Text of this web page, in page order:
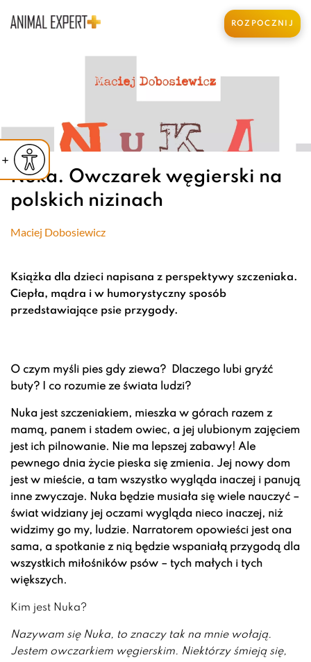
czcionkę
czcionka
Powiększ czcionkę
ROZPOCZNIJ
Nuka. Owczarek węgierski na
polskich nizinach
Maciej Dobosiewicz
Książka dla dzieci napisana z perspektywy szczeniaka.
Ciepła, mądra i w humorystyczny sposób
przedstawiające psie przygody.
O czym myśli pies gdy ziewa?
Dlaczego lubi gryźć
buty?
I co rozumie ze świata ludzi?
Nuka jest szczeniakiem, mieszka w górach razem z
mamą, panem i stadem owiec, a jej ulubionym zajęciem
jest ich pilnowanie. Nie ma lepszej zabawy! Ale
pewnego dnia życie pieska się zmienia. Jej nowy dom
jest w mieście, a tam wszystko wygląda inaczej i panują
inne zwyczaje. Nuka będzie musiała się wiele nauczyć –
świat widziany jej oczami wygląda nieco inaczej, niż
widzimy go my, ludzie. Narratorem opowieści jest ona
sama, a spotkanie z nią będzie wspaniałą przygodą dla
wszystkich miłośników psów – tych małych i tych
większych.
Kim jest Nuka?
Nazywam się Nuka, to znaczy tak na mnie wołają.
Jestem owczarkiem węgierskim. Niektórzy śmieją się,